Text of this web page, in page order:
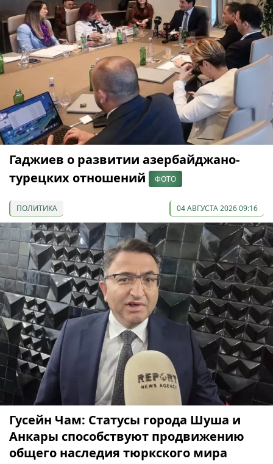
Гаджиев о развитии азербайджано-
турецких отношений
ФОТО
ПОЛИТИКА 04 АВГУСТА 2026 09:16
Гусейн Чам: Статусы города Шуша и
Анкары способствуют продвижению
общего наследия тюркского мира